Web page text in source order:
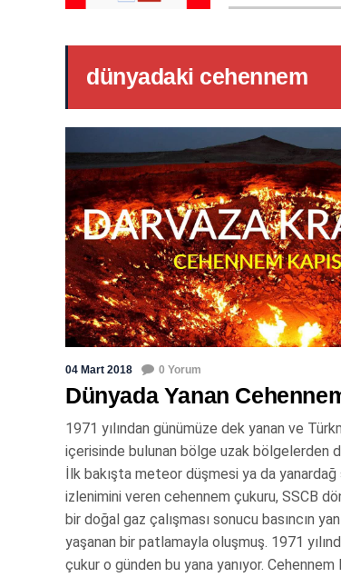
dünyadaki cehennem
04 Mart 2018 0 Yorum
Dünyada Yanan
1971 yılından günümüze dek yanan ve
içerisinde bulunan bölge uzak bölgelerden
İlk bakışta meteor düşmesi ya da
izlenimini veren cehennem çukuru, SSCB
bir doğal gaz çalışması sonucu basıncın
yaşanan bir patlamayla oluşmuş. 1971
çukur o günden bu yana yanıyor. Cehennem